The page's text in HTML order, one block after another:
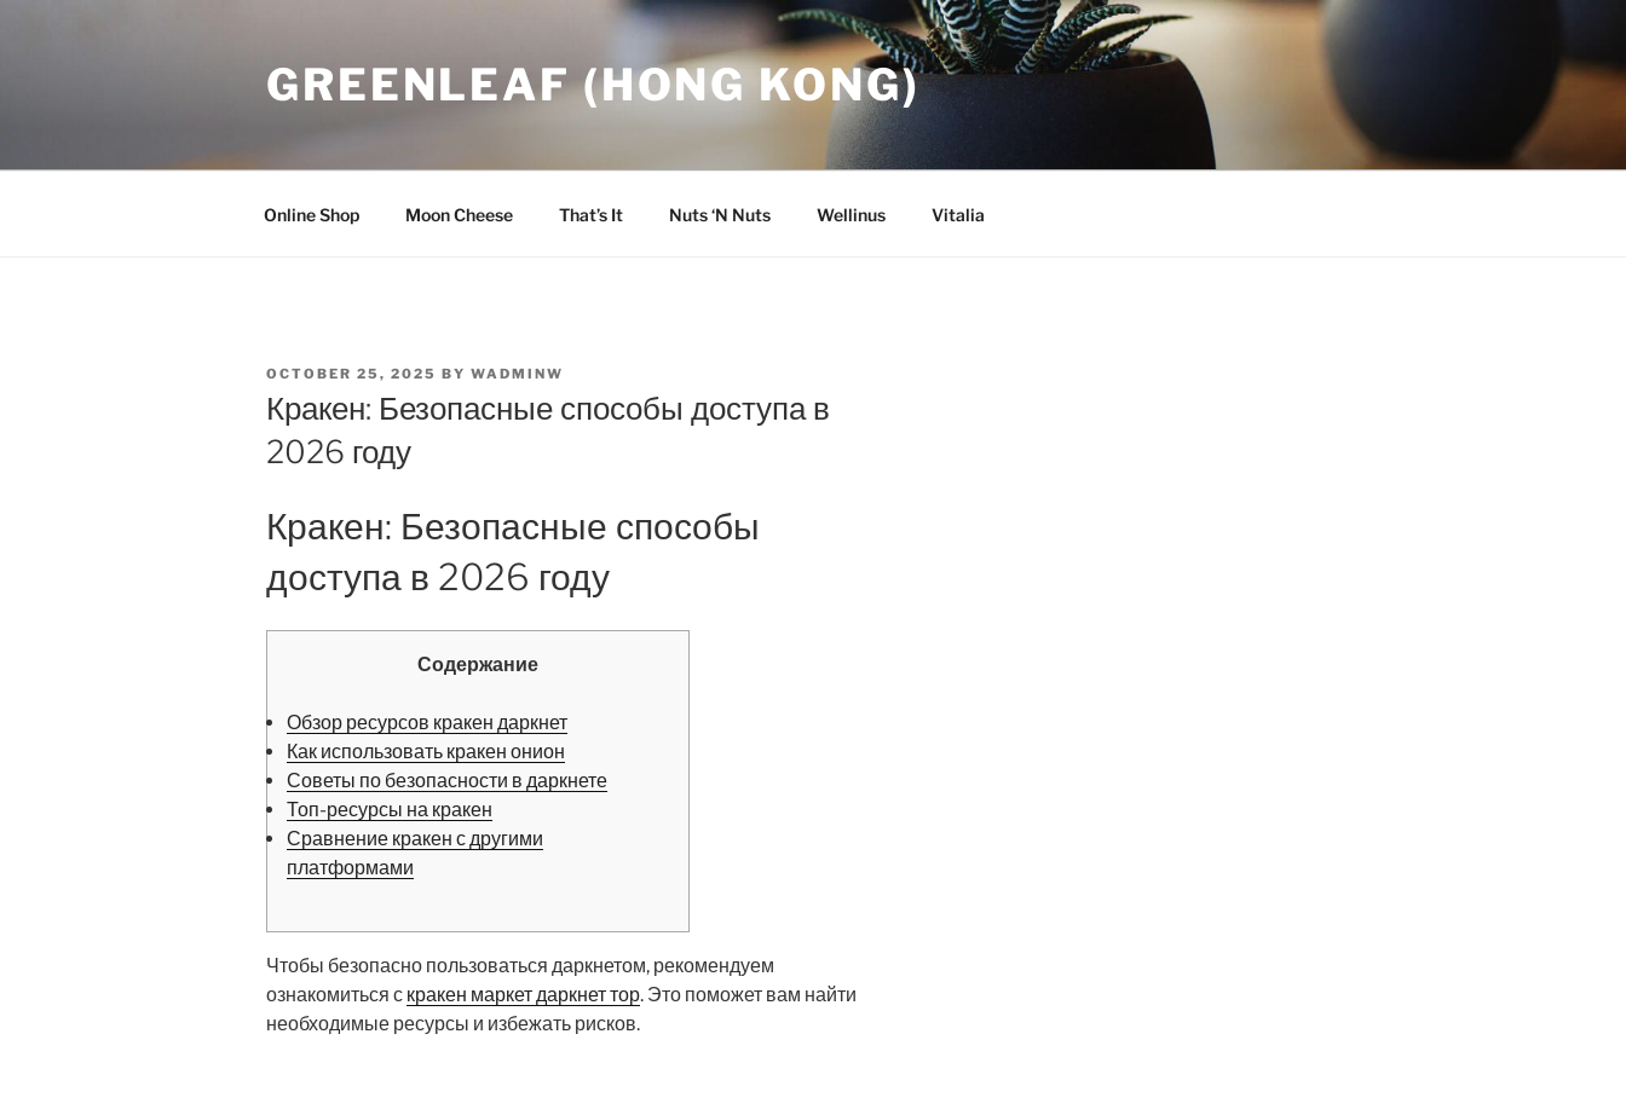
GREENLEAF (HONG KONG)
Online Shop Moon Cheese That’s It Nuts ‘N Nuts Wellinus Vitalia
POSTED
OCTOBER 25, 2025 BY WADMINW
Кракен: Безопасные способы доступа в
2026 году
Кракен: Безопасные способы
доступа в 2026 году
Содержание
Обзор ресурсов кракен даркнет
Как использовать кракен онион
Советы по безопасности в даркнете
Топ-ресурсы на кракен
Сравнение кракен с другими
платформами
Чтобы безопасно пользоваться даркнетом, рекомендуем
ознакомиться с кракен маркет даркнет тор. Это поможет вам найти
необходимые ресурсы и избежать рисков.